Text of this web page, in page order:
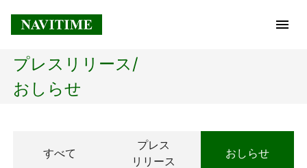
トップページ
経営理念
プレスリリース/
おしらせ
すべて
プレス
リリース
おしらせ